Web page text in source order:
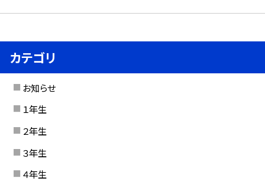
カテゴリ
お知らせ
１年生
２年生
３年生
４年生